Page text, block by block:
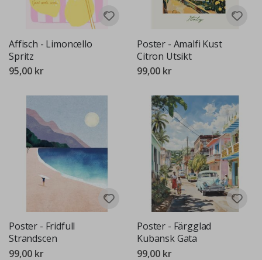
Affisch - Limoncello
Spritz
95,00 kr
Poster - Amalfi Kust
Citron Utsikt
99,00 kr
Poster - Fridfull
Strandscen
99,00 kr
Poster - Färgglad
Kubansk Gata
99,00 kr